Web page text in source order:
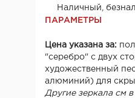
Наличный,
ПАРАМЕТРЫ
Цена указана за:
"серебро" с двух
художественный
алюминий) для
Другие зеркала см